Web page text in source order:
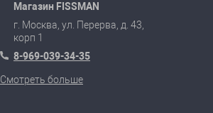
Магазин FISSMAN
г. Москва, ул. Перерва, д. 43,
корп 1
8-969-039-34-35
Смотреть больше